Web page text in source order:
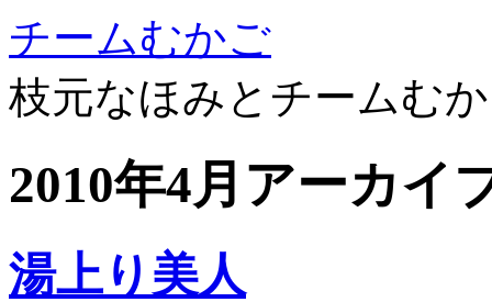
チームむかご
枝元なほみとチームむ
2010年4月アーカイ
湯上り美人